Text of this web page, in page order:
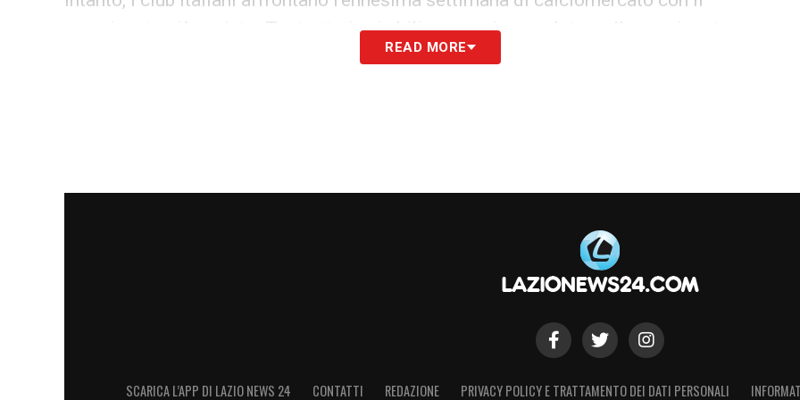
campionato già avviato. Tra trattative in bilico, rose incomplete e allenatori sotto
pressione, la mancanza di una riforma pesa sull’organizzazione della stagione.
READ MORE
SCARICA L’APP DI LAZIO NEWS 24 CONTATTI REDAZIONE PRIVACY POLICY E TRATTAMENTO DEI DATI PERSONALI